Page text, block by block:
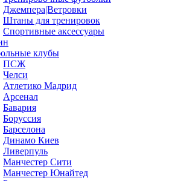
Джемпера|Ветровки
Штаны для тренировок
Спортивные аксессуары
клубы
ПСЖ
Челси
Атлетико Мадрид
Арсенал
Бавария
Боруссия
Барселона
Динамо Киев
Ливерпуль
Манчестер Сити
Манчестер Юнайтед